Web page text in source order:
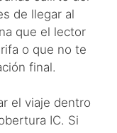
de llegar al
que el lector
o que no te
final.
el viaje dentro
IC. Si